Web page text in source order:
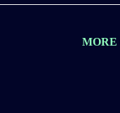
MORE